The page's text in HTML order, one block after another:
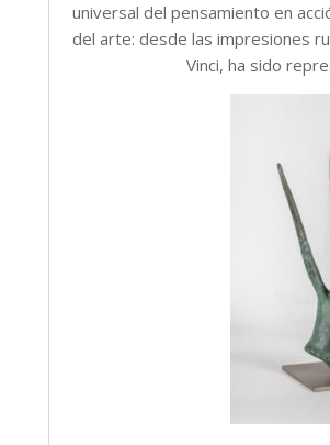
universal del pensamiento en
del arte: desde las impresiones
Vinci, ha sido